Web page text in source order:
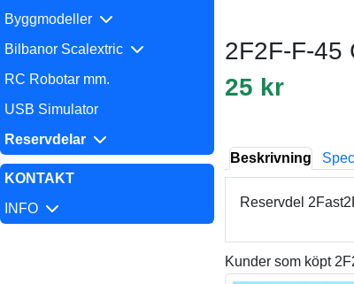
Byggmodeller
Bilbanor Scalextric
RC Robotar mm.
USB Simulator
Reservdelar
KONTAKT
INFO
2F2F-F-45
25 kr
Beskrivning
Reservdel
Kunder som köpt